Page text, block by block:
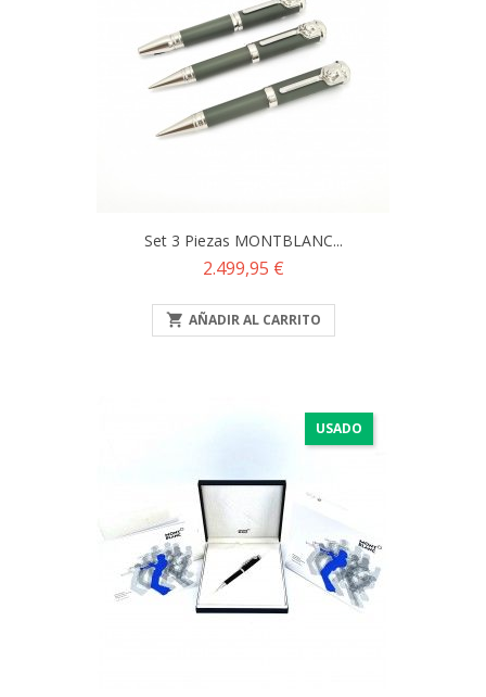
Set 3 Piezas MONTBLANC...
Precio
2.499,95 €
 AÑADIR AL CARRITO
USADO